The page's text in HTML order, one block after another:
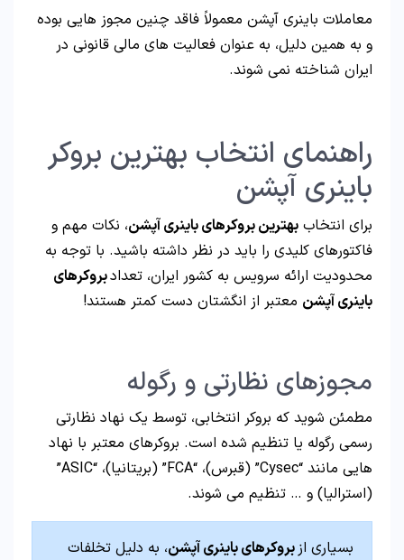
معاملات باینری آپشن معمولاً فاقد چنین مجوز هایی بوده
و به همین دلیل، به عنوان فعالیت های مالی قانونی در
ایران شناخته نمی شوند.
راهنمای انتخاب بهترین بروکر
باینری آپشن
برای انتخاب بهترین بروکرهای باینری آپشن، نکات مهم و
فاکتورهای کلیدی را باید در نظر داشته باشید. با توجه به
محدودیت ارائه سرویس به کشور ایران، تعدادبروکرهای
باینری آپشن معتبر از انگشتان دست کمتر هستند!
مجوزهای نظارتی و رگوله
مطمئن شوید که بروکر انتخابی، توسط یک نهاد نظارتی
رسمی رگوله یا تنظیم شده است. بروکرهای معتبر با نهاد
هایی مانند “Cysec” (قبرس)، “FCA” (بریتانیا)، “ASIC”
(استرالیا) و … تنظیم می شوند.
بسیاری ازبروکرهای باینری آپشن، به دلیل تخلفات